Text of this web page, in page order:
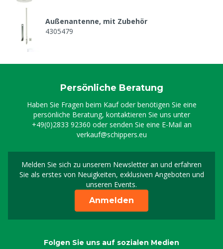
Außenantenne, mit Zubehör
4305479
Pufferlösung pH 7, 500 ml
4309924
Druckluft-/Ansaugschl. Digi D., 4m 6x8
Pumpe Di-O-Clean, 6 L, 7 bar P&P
Membrane K
Persönliche Beratung
Haben Sie Fragen beim Kauf oder benötigen Sie eine
persönliche Beratung, kontaktieren Sie uns unter
+49(0)2833 92360 oder senden Sie eine E-Mail an
verkauf@schippers.eu
Melden Sie sich zu unserem Newsletter an und erfahren
Sie als erstes von Neuigkeiten, exklusiven Angeboten und
unseren Events.
Melden Sie sich für
Anmelden
Folgen Sie uns auf sozialen Medien